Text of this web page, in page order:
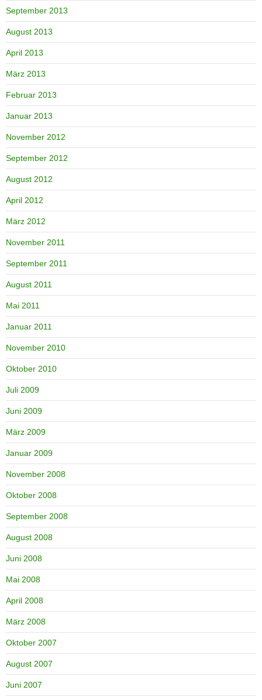
September 2013
August 2013
April 2013
März 2013
Februar 2013
Januar 2013
November 2012
September 2012
August 2012
April 2012
März 2012
November 2011
September 2011
August 2011
Mai 2011
Januar 2011
November 2010
Oktober 2010
Juli 2009
Juni 2009
März 2009
Januar 2009
November 2008
Oktober 2008
September 2008
August 2008
Juni 2008
Mai 2008
April 2008
März 2008
Oktober 2007
August 2007
Juni 2007